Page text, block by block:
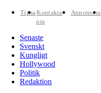
TipsaKontakta
oss
Annonsera
Senaste
Svenskt
Kungligt
Hollywood
Politik
Redaktion